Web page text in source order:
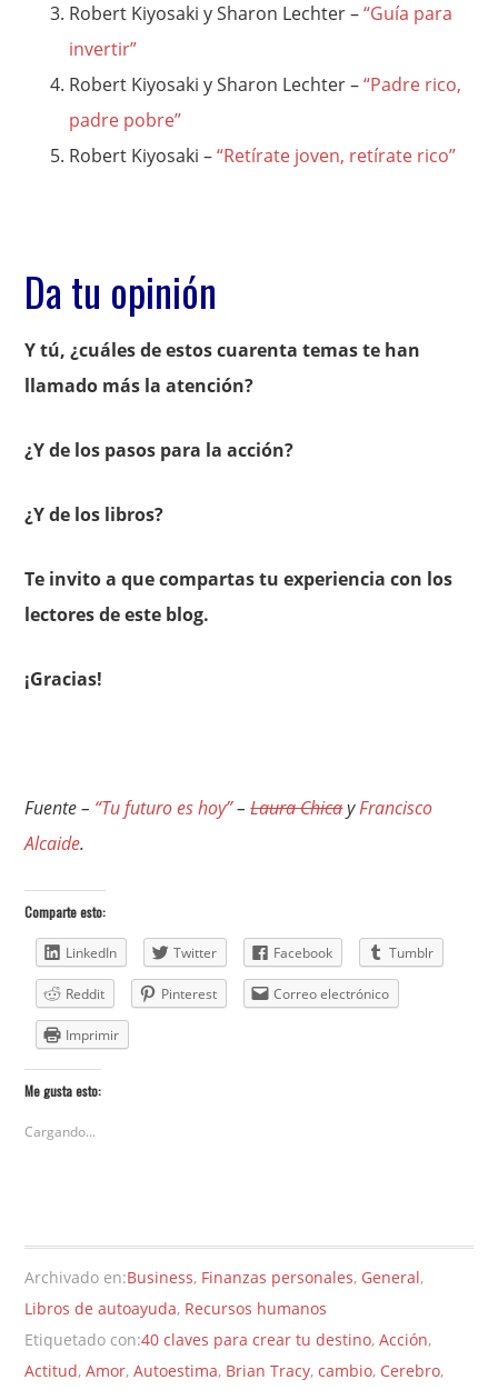
Robert Kiyosaki y Sharon Lechter –“Guía para
invertir”
Robert Kiyosaki y Sharon Lechter –“Padre rico,
padre pobre”
Robert Kiyosaki –“Retírate joven, retírate rico”
Da tu opinión
Y tú, ¿cuáles de estos cuarenta temas te han
llamado más la atención?
¿Y de los pasos para la acción?
¿Y de los libros?
Te invito a que compartas tu experiencia con los
lectores de este blog.
¡Gracias!
Fuente – “Tu futuro es hoy”–Laura ChicayFrancisco
Alcaide.
Comparte esto:
LinkedIn Twitter Facebook Tumblr
Reddit Pinterest Correo electrónico
Imprimir
Me gusta esto:
Cargando...
Archivado en:Business, Finanzas personales, General,
Libros de autoayuda, Recursos humanos
Etiquetado con:40 claves para crear tu destino,Acción,
Actitud,Amor,Autoestima, Brian Tracy,cambio, Cerebro,